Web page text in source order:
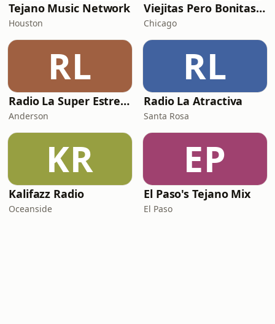
Tejano Music Network
Houston
Viejitas Pero Bonitas Radio
Chicago
RL
Radio La Super Estrella 105.COM
Anderson
RL
Radio La Atractiva
Santa Rosa
KR
Kalifazz Radio
Oceanside
EP
El Paso's Tejano Mix
El Paso